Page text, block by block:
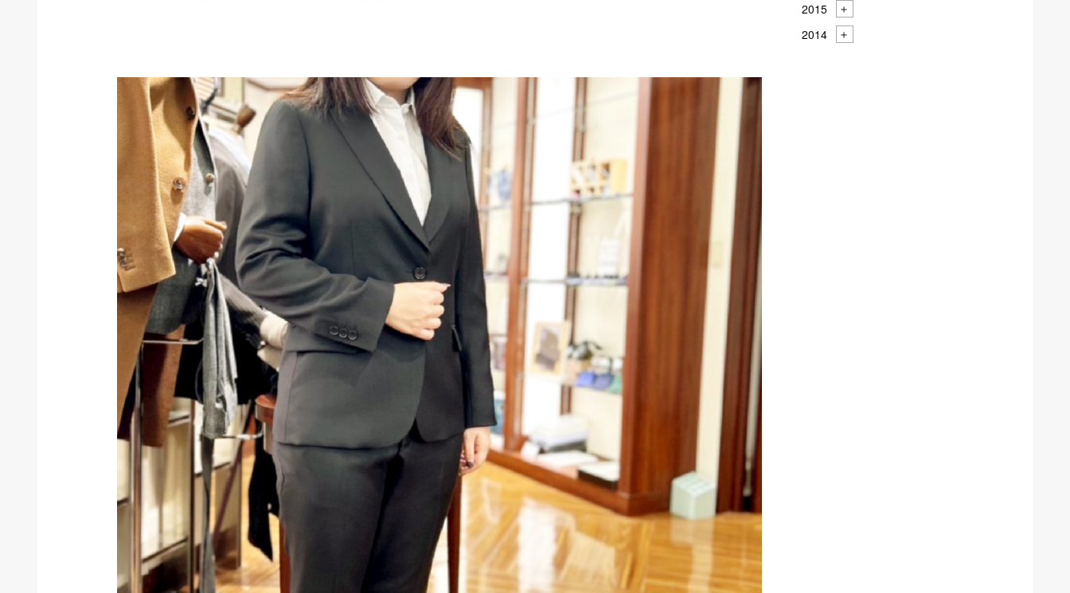
2015
2014